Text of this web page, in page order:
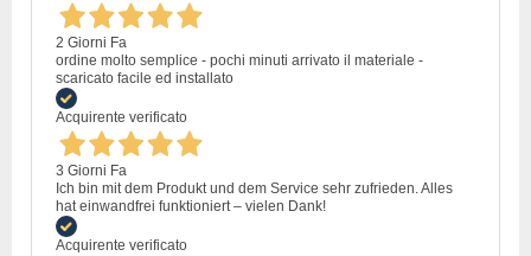
2 Giorni Fa
ordine molto semplice - pochi minuti arrivato il materiale -
scaricato facile ed installato
Acquirente verificato
3 Giorni Fa
Ich bin mit dem Produkt und dem Service sehr zufrieden. Alles
hat einwandfrei funktioniert – vielen Dank!
Acquirente verificato